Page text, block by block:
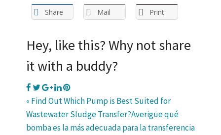
Share Mail Print
Hey, like this? Why not share
it with a buddy?
« Find Out Which Pump is Best Suited for
Wastewater Sludge Transfer?Averigüe qué
bomba es la más adecuada para la transferencia